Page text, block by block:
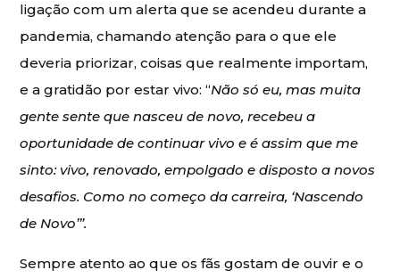
ligação com um alerta que se acendeu durante a
pandemia, chamando atenção para o que ele
deveria priorizar, coisas que realmente importam,
e a gratidão por estar vivo: “Não só eu, mas muita
gente sente que nasceu de novo, recebeu a
oportunidade de continuar vivo e é assim que me
sinto: vivo, renovado, empolgado e disposto a novos
desafios. Como no começo da carreira, ‘Nascendo
de Novo’”.
Sempre atento ao que os fãs gostam de ouvir e o